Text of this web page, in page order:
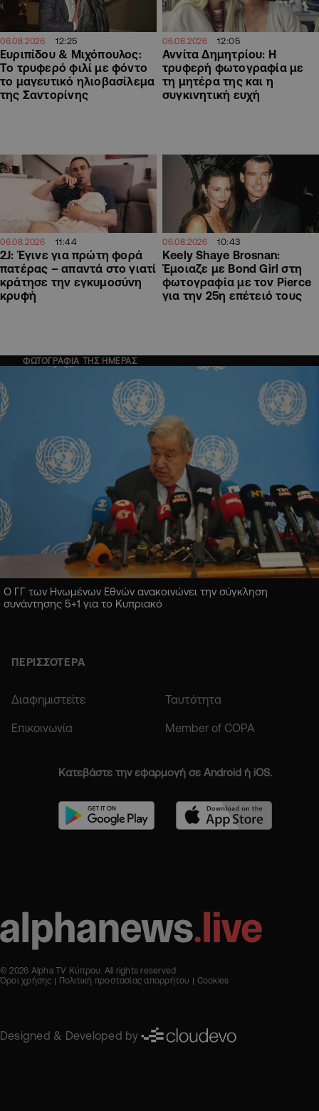
06.08.2026 12:25
Ευριπίδου & Μιχόπουλος:
Το τρυφερό φιλί με φόντο
το μαγευτικό ηλιοβασίλεμα
της Σαντορίνης
06.08.2026 12:05
Αννίτα Δημητρίου: Η
τρυφερή φωτογραφία με
τη μητέρα της και η
συγκινητική ευχή
06.08.2026 11:44
2J: Έγινε για πρώτη φορά
πατέρας – απαντά στο γιατί
κράτησε την εγκυμοσύνη
κρυφή
06.08.2026 10:43
Keely Shaye Brosnan:
Έμοιαζε με Bond Girl στη
φωτογραφία με τον Pierce
για την 25η επέτειό τους
ΦΩΤΟΓΡΑΦΙΑ ΤΗΣ ΗΜΕΡΑΣ
Ο ΓΓ των Ηνωμένων Εθνών ανακοινώνει την σύγκληση
συνάντησης 5+1 για το Κυπριακό
ΠΕΡΙΣΣΟΤΕΡΑ
Διαφημιστείτε Ταυτότητα
Επικοινωνία Member of COPA
Κατεβάστε την εφαρμογή σε Android ή iOS.
© 2026 Alpha TV Κύπρου. All rights reserved
Όροι χρήσης
Πολιτική προστασίας απορρήτου Cookies
Designed & Developed by